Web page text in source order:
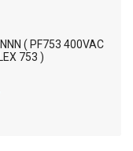
( PF753 400VAC
753 )